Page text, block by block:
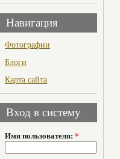
Навигация
Фотографии
Блоги
Карта сайта
Вход в систему
Имя пользователя: *